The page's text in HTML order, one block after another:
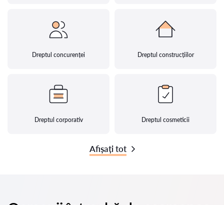
Dreptul concurenței Dreptul construcțiilor
Dreptul corporativ Dreptul cosmeticii
Afișați tot